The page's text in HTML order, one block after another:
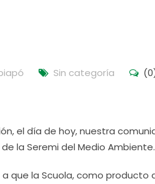
Sin categoría
el día de hoy, nuestra
la Seremi del Medio Ambiente.
que la Scuola, como